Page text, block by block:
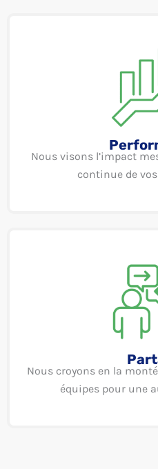
Nous visons l’impact
continue de
Nous croyons en la
équipes pour une